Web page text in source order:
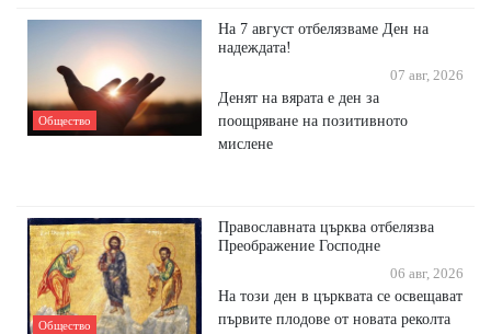
Общество
На 7 август отбелязваме Ден на
надеждата!
07 авг, 2026
Денят на вярата е ден за
поощряване на позитивното
мислене
Общество
Православната църква отбелязва
Преображение Господне
06 авг, 2026
На този ден в църквата се освещават
първите плодове от новата реколта